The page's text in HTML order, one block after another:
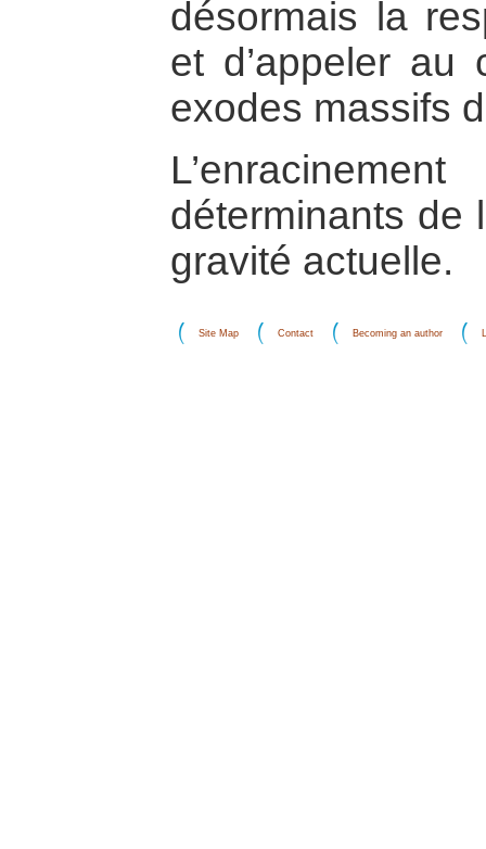
désormais la
et d’appeler au
exodes massifs
déterminants de
gravité actuelle.
Site Map Contact Becoming an author